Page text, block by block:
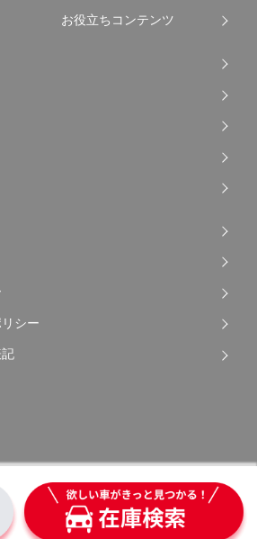
お役立ちコンテンツ
シー